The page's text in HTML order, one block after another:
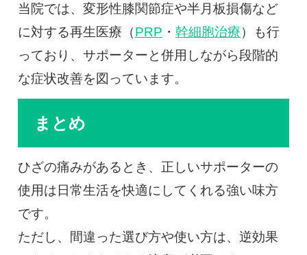
当院では、変形性膝関節症や半月板損傷など
に対する再生医療（PRP ・ 幹細胞治療）も行
っており、サポーターと併用しながら段階的
な症状改善を図っています。
まとめ
ひざの痛みがあるとき、正しいサポーターの
使用は日常生活を快適にしてくれる強い味方
です。
ただし、間違った選び方や使い方は、逆効果